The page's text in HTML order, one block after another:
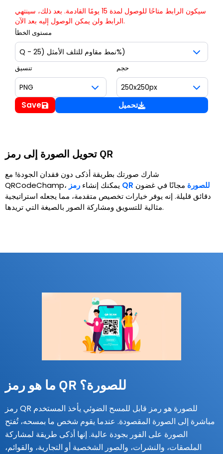
سيكون الرابط متاحًا للوصول لمدة 15 يومًا القادمة. بعد ذلك، سينتهي
الرابط ولن يمكن الوصول إليه بعد الآن.
مستوى الخطأ
تنسيق حجم
Save تحميل
تحويل الصورة إلى رمز QR
شارك صورتك بطريقة أذكى دون فقدان الجودة! مع
QRCodeChamp، يمكنك إنشاء
رمز QR للصورة مجانًا في غضون
دقائق قليلة. إنه يوفر خيارات تخصيص متقدمة، مما يجعله استراتيجية
مثالية للتسويق ومشاركة الصور بالصيغة التي تريدها.
ما هو رمز QR للصورة؟
رمز QR للصورة هو رمز قابل للمسح الضوئي يأخذ المستخدم
مباشرة إلى الصورة المقصودة. عندما يقوم شخص ما بمسحه، تُفتح
الصورة على الفور بجودة عالية. إنها أذكى طريقة لمشاركة
الملصقات، والنشرات، والصور الشخصية أو التجارية، والقوائم،